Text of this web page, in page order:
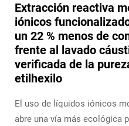
Extracción reactiva
iónicos
un 22 % menos de
frente al lavado
verificada de la
etilhexilo
El uso de líquidos iónicos
abre una vía más ecológica